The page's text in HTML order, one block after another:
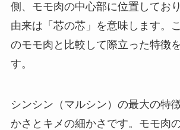
側、モモ肉の中心部に位置してお
由来は「芯の芯」を意味します。
のモモ肉と比較して際立った特徴
す。
シンシン（マルシン）の最大の特
かさとキメの細かさです。モモ肉